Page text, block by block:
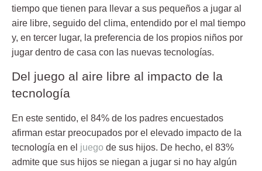
tiempo que tienen para llevar a sus pequeños a jugar al
aire libre, seguido del clima, entendido por el mal tiempo
y, en tercer lugar, la preferencia de los propios niños por
jugar dentro de casa con las nuevas tecnologías.
Del juego al aire libre al impacto de la
tecnología
En este sentido, el 84% de los padres encuestados
afirman estar preocupados por el elevado impacto de la
tecnología en el juego de sus hijos. De hecho, el 83%
admite que sus hijos se niegan a jugar si no hay algún